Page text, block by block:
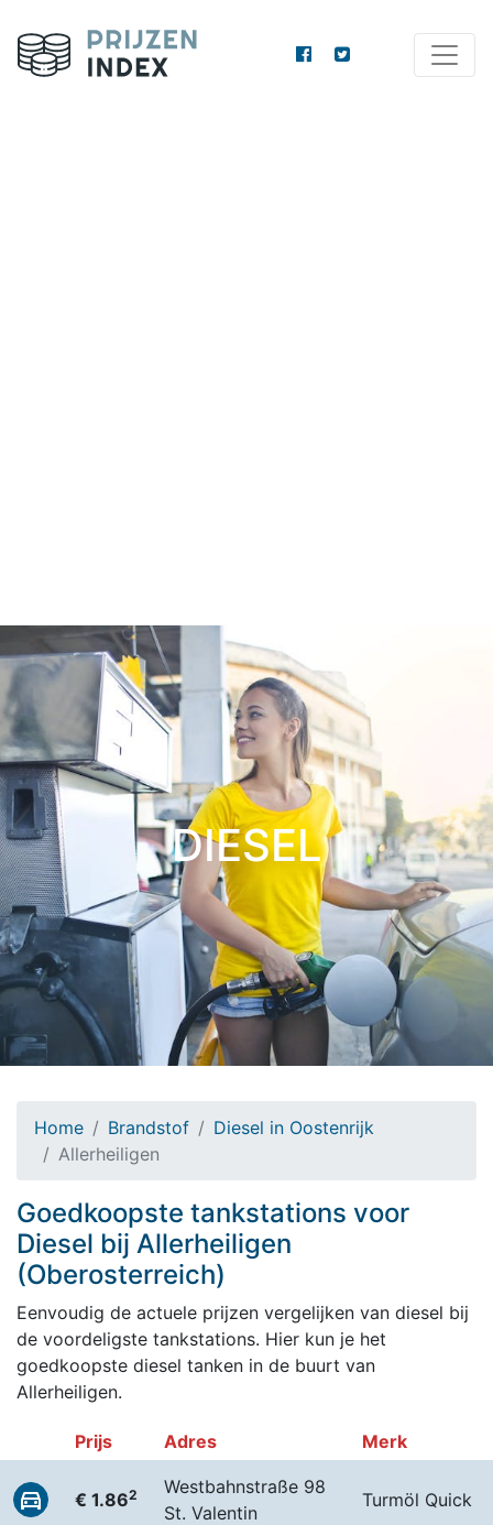
DIESEL
Home Brandstof
Diesel in Oostenrijk
Allerheiligen
Goedkoopste tankstations voor
Diesel bij Allerheiligen
(Oberosterreich)
Eenvoudig de actuele prijzen vergelijken van diesel bij
de voordeligste tankstations. Hier kun je het
goedkoopste diesel tanken in de buurt van
Allerheiligen.
Prijs Adres Merk
€ 1.862
Westbahnstraße 98
St. Valentin
Turmöl Quick